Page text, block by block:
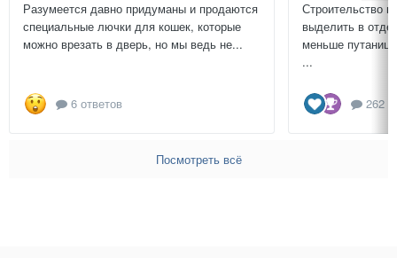
Разумеется давно придуманы и продаются
специальные лючки для кошек, которые
можно врезать в дверь, но мы ведь не...
6 ответов
Строительство
выделить в
меньше
...
262
Посмотреть всё